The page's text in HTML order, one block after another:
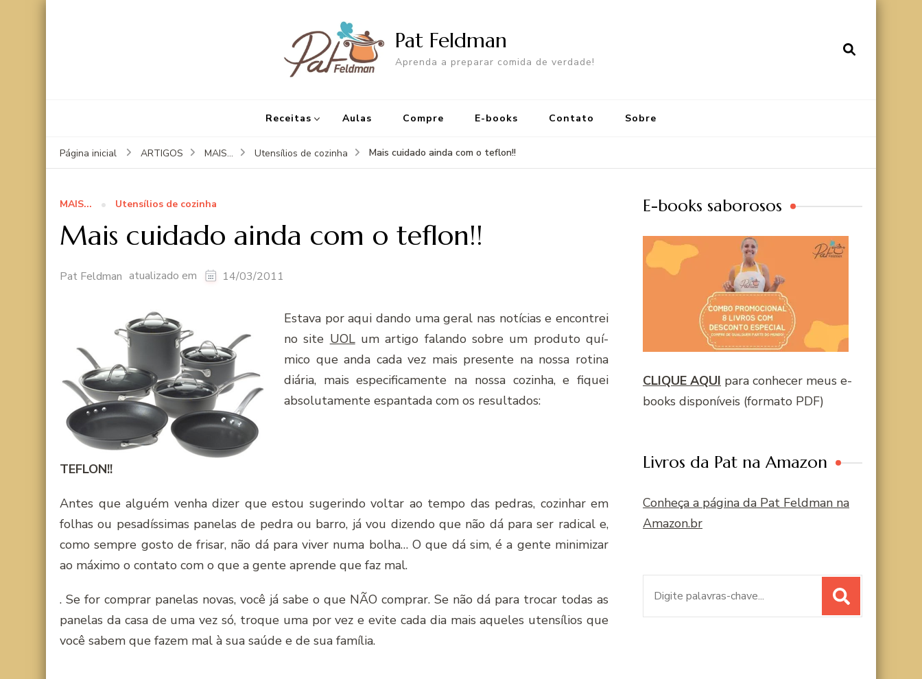
Pat Feldman
Aprenda a preparar comida de verdade!
Receitas Aulas Compre E-books Contato Sobre
Página inicial ARTIGOS MAIS... Utensílios de cozinha Mais cuidado ainda com o teflon!!
MAIS... Utensílios de cozinha
Mais cuidado ainda com o teflon!!
Pat Feldman atualizado em 14/03/2011
Estava por aqui dando uma geral nas notí­cias e encontrei
no site UOLum artigo falando sobre um produto quí­
mico que anda cada vez mais presente na nossa rotina
diária, mais especificamente na nossa cozinha, e fiquei
absolutamente espantada com os resultados:
TEFLON!!
Antes que alguém venha dizer que estou sugerindo voltar ao tempo das pedras, cozinhar em
folhas ou pesadí­ssimas panelas de pedra ou barro, já vou dizendo que não dá para ser radical e,
como sempre gosto de frisar, não dá para viver numa bolha… O que dá sim, é a gente minimizar
ao máximo o contato com o que a gente aprende que faz mal.
. Se for comprar panelas novas, você já sabe o que NÃO comprar. Se não dá para trocar todas as
panelas da casa de uma vez só, troque uma por vez e evite cada dia mais aqueles utensílios que
você sabem que fazem mal à sua saúde e de sua família.
E-books saborosos
CLIQUE AQUI para conhecer meus e-
books disponíveis (formato PDF)
Livros da Pat na Amazon
Conheça a página da Pat Feldman na
Amazon.br